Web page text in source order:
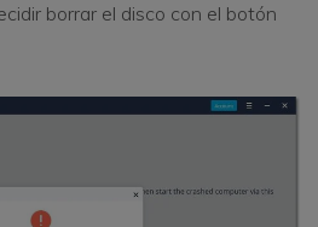
borrar el disco con el botón